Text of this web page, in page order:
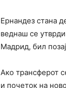
Ернандез стана
веднаш се
Мадрид, бил
Ако трансферот
и почеток на